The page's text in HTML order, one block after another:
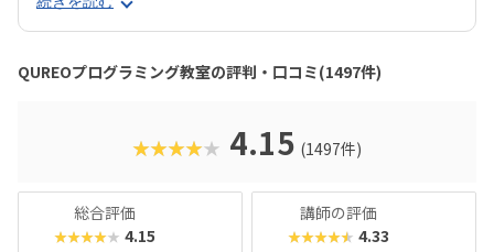
るのに、本格的な内容が学べるのが魅力。子どもにとっても
「やらされている感」がないので、楽しくゲームをクリアし
ていくようなペースでどんどん学習を進めていけます。教材
のデザイン性も高く、実際にスマホゲーム開発で使用されて
クに慣れている今の子どもでも、「安っぽい」「子どもっぽ
い」と思わず勉強に取り組めるでしょう。学習結果は通信簿
QUREOプログラミング教室の評判・口コミ(1497件)
★★★★★ 4.15 (1497件)
総合評価
★★★★★ 4.15
講師の評価
★★★★★ 4.33